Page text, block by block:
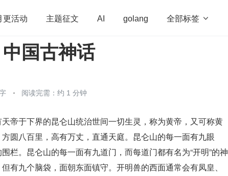
更活动 主题征文 AI golang 全部标签 
算法 学习方法
国古神话
阅读完需：约 1 分钟
帝于下界的昆仑山统治世间一切生灵，称为黄帝，又可称黄
圆八百里，高有万丈，直通天庭。昆仑山的每一面有九眼
栏。昆仑山的每一面有九道门，而每道门都有名为“开明”的神
有九个脑袋，面朝东面镇守。开明兽的西面通常会有凤皇、